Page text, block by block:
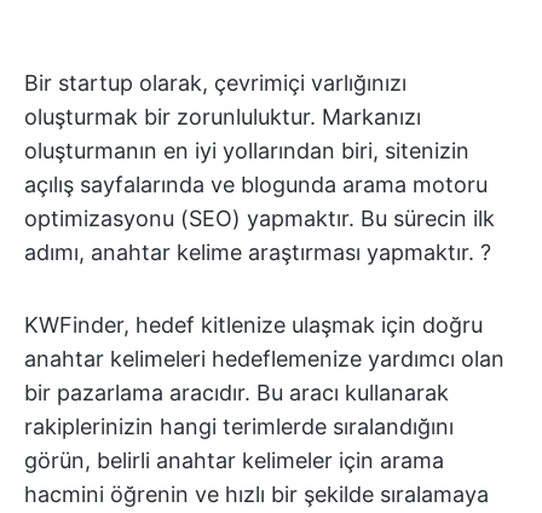
Bir startup olarak, çevrimiçi varlığınızı
oluşturmak bir zorunluluktur. Markanızı
oluşturmanın en iyi yollarından biri, sitenizin
açılış sayfalarında ve blogunda arama motoru
optimizasyonu (SEO) yapmaktır. Bu sürecin ilk
adımı, anahtar kelime araştırması yapmaktır. ?
KWFinder, hedef kitlenize ulaşmak için doğru
anahtar kelimeleri hedeflemenize yardımcı olan
bir pazarlama aracıdır. Bu aracı kullanarak
rakiplerinizin hangi terimlerde sıralandığını
görün, belirli anahtar kelimeler için arama
hacmini öğrenin ve hızlı bir şekilde sıralamaya